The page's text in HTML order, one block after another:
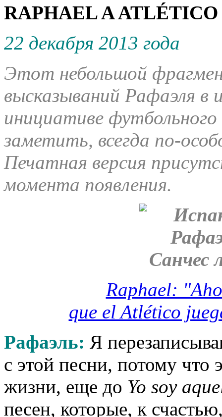
RAPHAEL A ATLÉTICO
22 декабря 2013 года
Этот небольшой
высказываний Рафаэля в
инициативе
заметить, всегда по-
Печатная версия
момента появления.
Raphael:
que el Atlético
Рафаэль: Я
с этой песни, потому
жизни, еще до Yo soy
песен, которые, к